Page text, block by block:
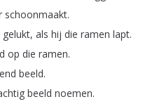
schoonmaakt.
gelukt, als hij die ramen lapt.
op die ramen.
beeld.
beeld noemen.